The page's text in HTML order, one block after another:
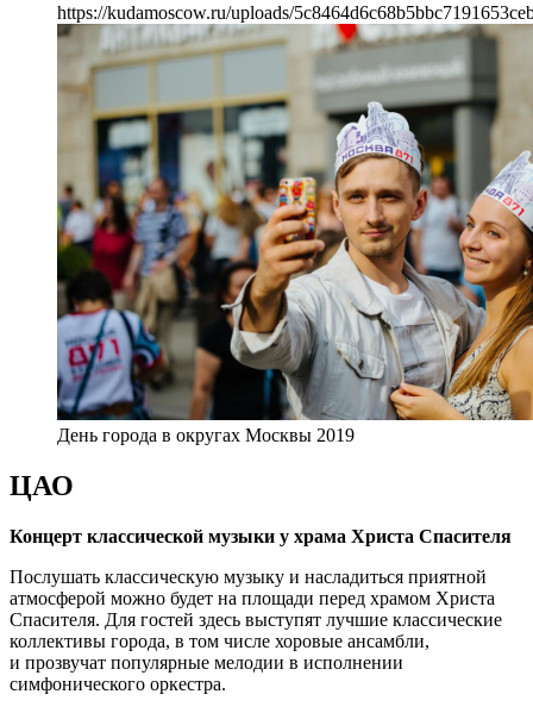
https://kudamoscow.ru/uploads/
День города в округах Москвы 2019
ЦАО
Концерт классической музыки у храма Христа Спасителя
Послушать классическую музыку и насладиться приятной
атмосферой можно будет на площади перед храмом Христа
Спасителя. Для гостей здесь выступят лучшие классические
коллективы города, в том числе хоровые ансамбли,
и прозвучат популярные мелодии в исполнении
симфонического оркестра.